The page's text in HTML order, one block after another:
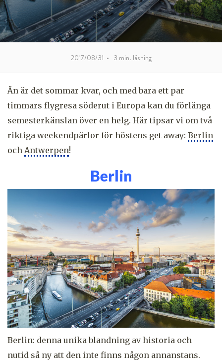
2017/08/31 • 3 min. läsning
Än är det sommar kvar, och med bara ett par
timmars flygresa söderut i Europa kan du förlänga
semesterkänslan över en helg. Här tipsar vi om två
riktiga weekendpärlor för höstens get away: Berlin
och Antwerpen!
Berlin
Berlin: denna unika blandning av historia och
nutid så ny att den inte finns någon annanstans.